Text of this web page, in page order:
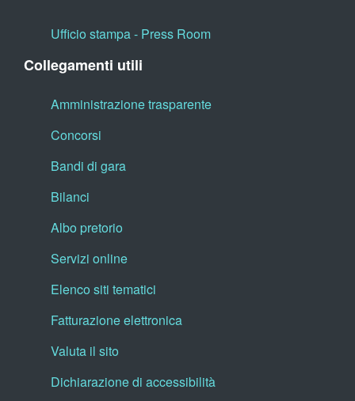
Ufficio stampa - Press Room
Collegamenti utili
Amministrazione trasparente
Concorsi
Bandi di gara
Bilanci
Albo pretorio
Servizi online
Elenco siti tematici
Fatturazione elettronica
Valuta il sito
Dichiarazione di accessibilità